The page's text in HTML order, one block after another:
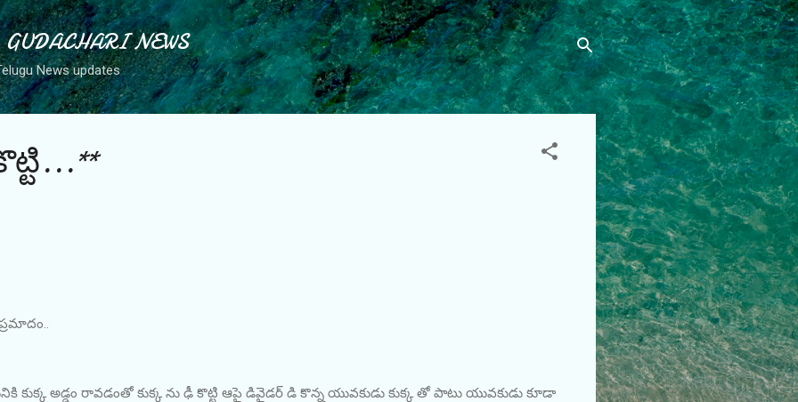
Skip to main content
NEWS
News updates
కుక్క అడ్డం రావడంతో కుక్క ను ఢీ కొట్టి ఆపై డివైడర్ డి కొన్న యువకుడు కుక్క తో పాటు యువకుడు కూడా